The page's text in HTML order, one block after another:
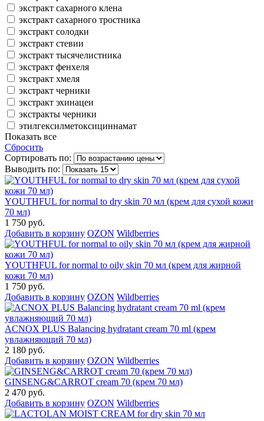
экстракт сахарного клена
экстракт сахарного тростника
экстракт солодки
экстракт стевии
экстракт тысячелистника
экстракт фенхеля
экстракт хмеля
экстракт черники
экстракт эхинацеи
экстракты черники
этилгексилметоксициннамат
Показать все
Сбросить
Сортировать по:
Выводить по:
YOUTHFUL for normal to dry skin 70 мл (крем для сухой кожи
70 мл)
1 750 руб.
Добавить в корзину OZON Wildberries
YOUTHFUL for normal to oily skin 70 мл (крем для жирной
кожи 70 мл)
1 750 руб.
Добавить в корзину OZON Wildberries
ACNOX PLUS Balancing hydratant cream 70 ml (крем
увлажняющий 70 мл)
2 180 руб.
Добавить в корзину OZON Wildberries
GINSENG&CARROT cream 70 (крем 70 мл)
2 470 руб.
Добавить в корзину OZON Wildberries